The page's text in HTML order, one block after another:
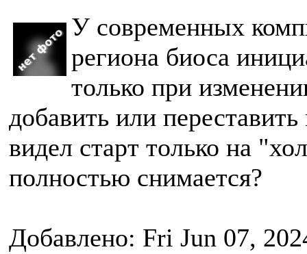
У современных
региона биоса
только при
добавить или
видел старт только на
полностью снимается?
Добавлено: Fri Jun 07,